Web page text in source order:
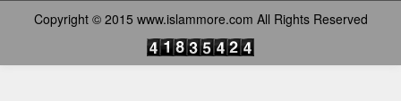
Copyright © 2015 www.islammore.com All Rights Reserved